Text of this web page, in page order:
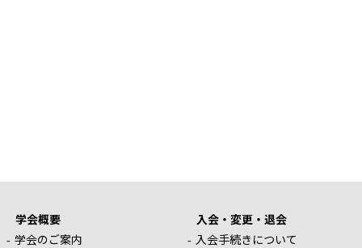
学会概要
学会のご案内
入会・変更・退会
入会手続きについて